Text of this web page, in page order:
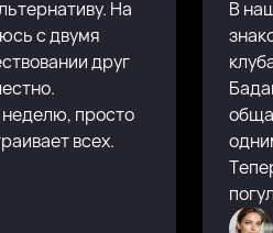
На
с двумя
друг
просто
всех.
В